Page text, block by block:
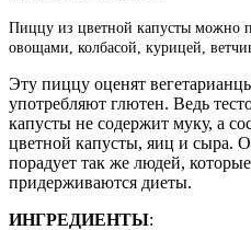
Пиццу из цветной капусты можно
овощами, колбасой, курицей,
Эту пиццу оценят
употребляют глютен. Ведь
капусты не содержит муку, а
цветной капусты, яиц и сыра.
порадует так же людей,
придерживаются диеты.
ИНГРЕДИЕНТЫ: